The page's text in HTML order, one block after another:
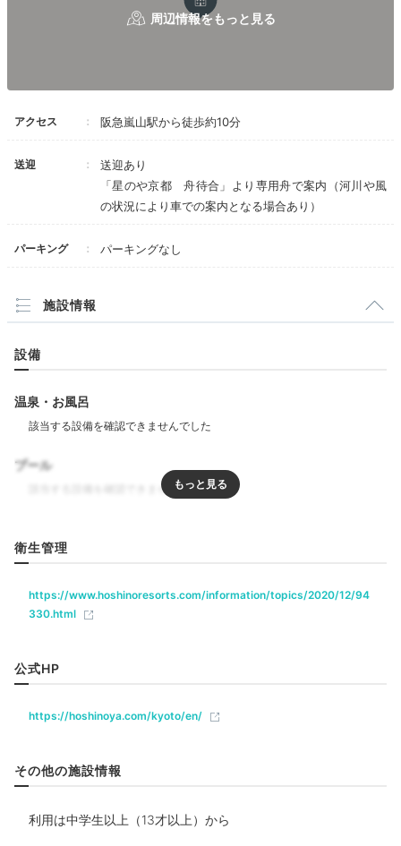
広々とした特別室「月橋」に泊まりました。どの部屋か
緑の絶景が目に飛び込んできて感動しました！
16:00
華道体験に舟遊び
華道体験
日本文化について学べる予約制のアクティビティも宿の
りを聞く「聞香入門」、優雅な「舟遊び」など種類は
様々。ステイついでに教養を深めませんか？
道体験”をさせていただきました。
星のや京都 総支配人の眞﨑宏明さん
アクセス 阪急嵐山駅から徒歩約10分
送迎
送迎あり
「星のや京都 舟待合」より専用舟で案内（河川や風
の状況により車での案内となる場合あり）
パーキング パーキングなし
施設情報
設備
温泉・お風呂
プール
エステ・マッサージ
飲食
ベビー＆子供関連
和洋室
衛生管理
https://www.hoshinoresorts.com/information/topics/2020/12/94
330.html
公式HP
https://hoshinoya.com/kyoto/en/
その他の施設情報
利用は中学生以上（13才以上）から